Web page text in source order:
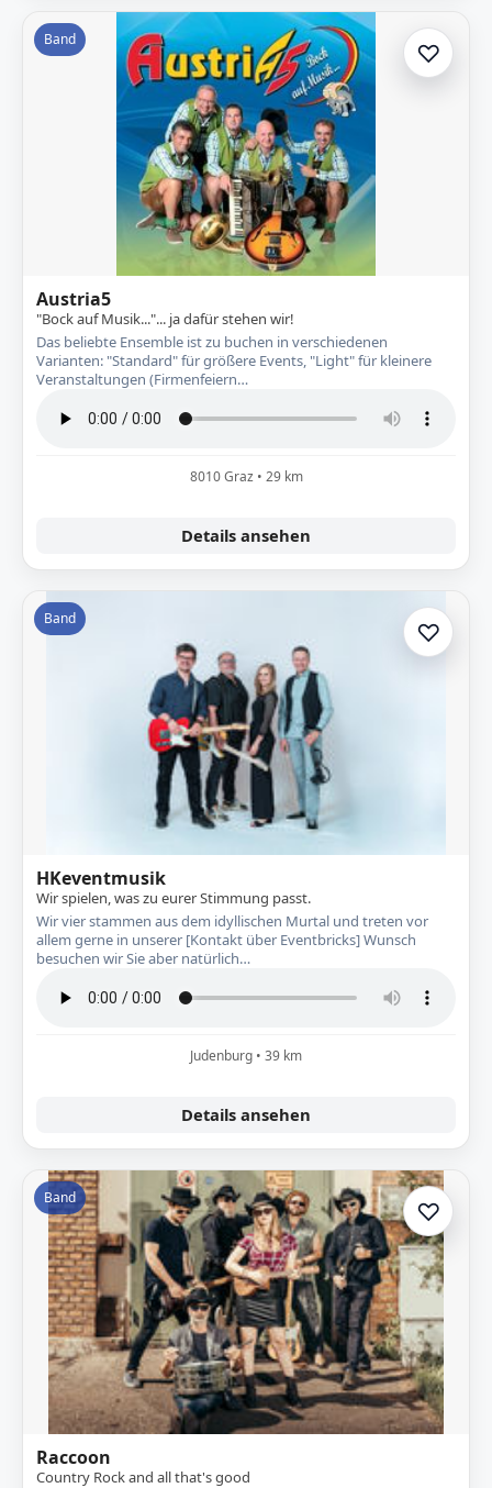
Band ♡Zur
Austria5
"Bock auf Musik..."... ja dafür stehen wir!
Das beliebte Ensemble ist zu buchen in verschiedenen
Varianten: "Standard" für größere Events, "Light" für kleinere
Veranstaltungen (Firmenfeiern…
8010 Graz • 29 km
Details ansehen
Band ♡Zur
HKeventmusik
Wir spielen, was zu eurer Stimmung passt.
Wir vier stammen aus dem idyllischen Murtal und treten vor
allem gerne in unserer [Kontakt über Eventbricks] Wunsch
besuchen wir Sie aber natürlich…
Judenburg • 39 km
Details ansehen
Band ♡Zur
Raccoon
Country Rock and all that's good